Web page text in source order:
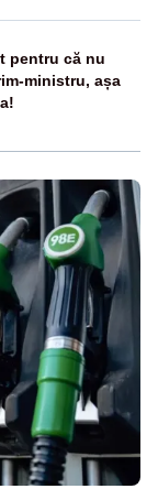
pentru că nu
ministru, așa